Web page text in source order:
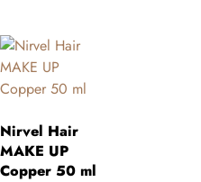
Nirvel Hair
MAKE UP
Copper 50 ml